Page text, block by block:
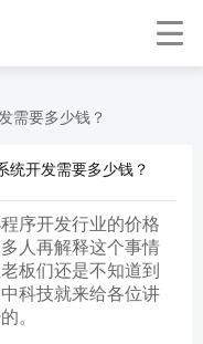
需要多少钱？
统开发需要多少钱？
序开发行业的价格
人再解释这个事情
板们还是不知道到
科技就来给各位讲
。